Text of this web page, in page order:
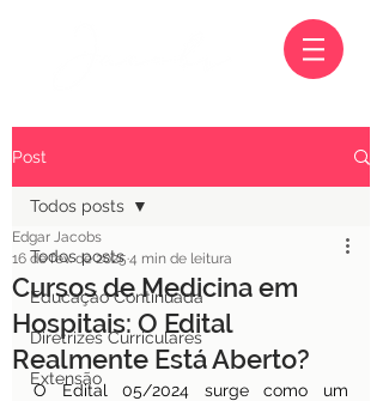
Post
Todos posts
Educação Continuada
Diretrizes Curriculares
Extensão
Todos posts
Cursos de Medicina em
Hospitais: O Edital
Realmente Está Aberto?
Edgar Jacobs
16 de fev. de 2025 4 min de leitura
O Edital 05/2024 surge como um